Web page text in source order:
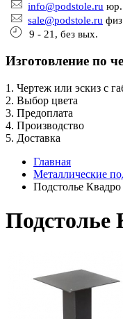
info@podstole.ru
sale@podstole.ru
9 - 21, без вых.
Изготовление по
1. Чертеж или эскиз с
2. Выбор цвета
3. Предоплата
4. Производство
5. Доставка
Главная
Металлические
Подстолье
Подстолье